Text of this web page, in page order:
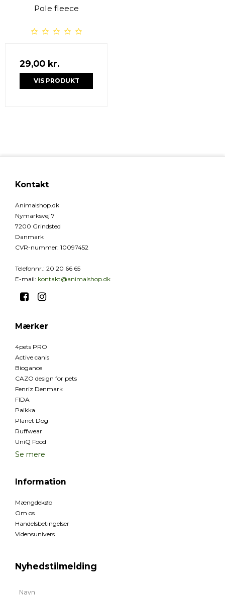
Pole fleece
29,00 kr.
VIS PRODUKT
Kontakt
Animalshop.dk
Nymarksvej 7
7200 Grindsted
Danmark
CVR-nummer: 10097452
Telefonnr.: 20 20 66 65
E-mail: kontakt@animalshop.dk
Mærker
4pets PRO
Active canis
Biogance
CAZO design for pets
Fenriz Denmark
FIDA
Paikka
Planet Dog
Ruffwear
UniQ Food
Se mere
Information
Mængdekøb
Om os
Handelsbetingelser
Vidensunivers
Nyhedstilmelding